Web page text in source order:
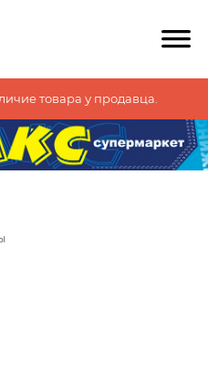
товара у продавца.